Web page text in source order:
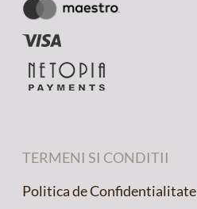
TERMENI SI CONDITII
Politica de Confidentialitate